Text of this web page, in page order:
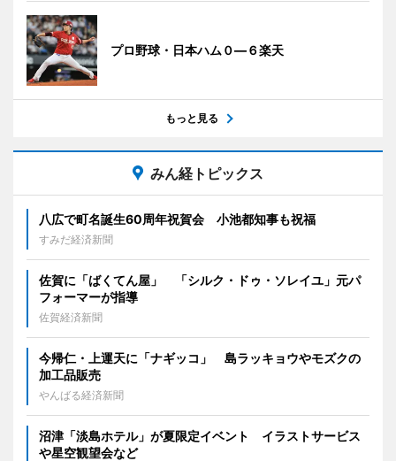
プロ野球・日本ハム０―６楽天
もっと見る
みん経トピックス
八広で町名誕生60周年祝賀会 小池都知事も祝福
すみだ経済新聞
佐賀に「ばくてん屋」 「シルク・ドゥ・ソレイユ」元パ
フォーマーが指導
佐賀経済新聞
今帰仁・上運天に「ナギッコ」 島ラッキョウやモズクの
加工品販売
やんばる経済新聞
沼津「淡島ホテル」が夏限定イベント イラストサービス
や星空観望会など